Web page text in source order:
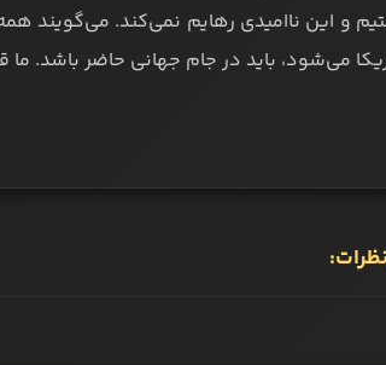
و این ناامیدی رهایم نمی‌کند. می‌گویند
می‌شود، باید در جام جهانی حاضر باشد. ما قهرمان یورو 2020 شدیم و مستحق حضور
نظرات: